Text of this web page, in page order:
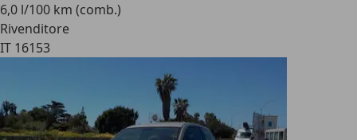
6,0 l/100 km (comb.)
Rivenditore
IT 16153